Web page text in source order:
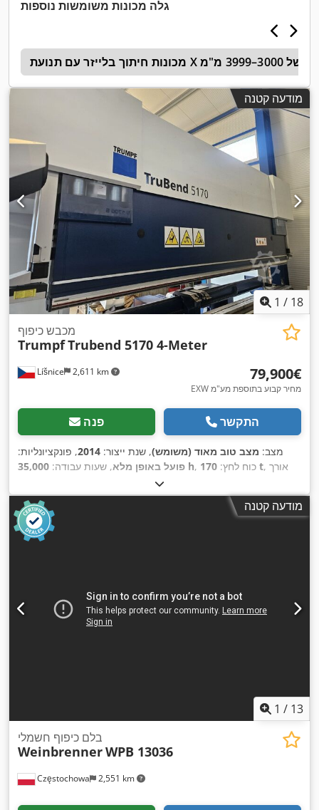
גלה מכונות משומשות נוספות
מכונות חיתוך בלייזר עם תנועת X של 3000–3999 מ"מ
מודעה קטנה
1 / 18
Líšnice 2,611 km
מכבש כיפוף
TrumpfTrubend 5170 4-Meter
‏79,900 ‏€
EXW מחיר קבוע בתוספת מע"מ
פנה התקשר
מצב: מצב טוב מאוד (משומש), שנת ייצור: 2014, פונקציונליות:
פועל באופן מלא, שעות עבודה: 35,000 h , כוח לחץ: 170 t, אורך
, משקל כולל:
2026, ציוד: סימון CE, תיעוד / מדריך,
מודעה קטנה
1 / 13
Częstochowa 2,551 km
בלם כיפוף חשמלי
WeinbrennerWPB 13036